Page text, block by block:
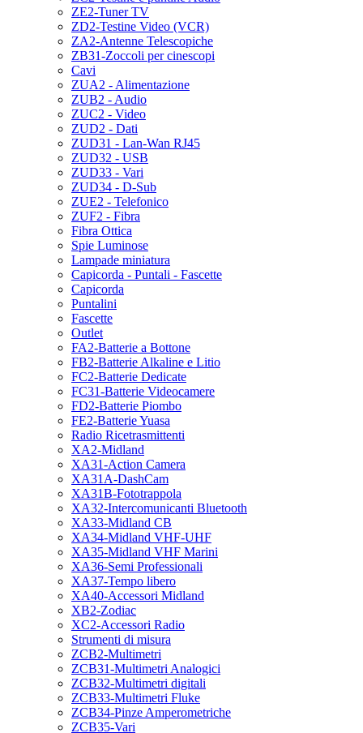
ZE2-Tuner TV
ZD2-Testine Video (VCR)
ZA2-Antenne Telescopiche
ZB31-Zoccoli per cinescopi
Cavi
ZUA2 - Alimentazione
ZUB2 - Audio
ZUC2 - Video
ZUD2 - Dati
ZUD31 - Lan-Wan RJ45
ZUD32 - USB
ZUD33 - Vari
ZUD34 - D-Sub
ZUE2 - Telefonico
ZUF2 - Fibra
Fibra Ottica
Spie Luminose
Lampade miniatura
Capicorda - Puntali - Fascette
Capicorda
Puntalini
Fascette
Outlet
FA2-Batterie a Bottone
FB2-Batterie Alkaline e Litio
FC2-Batterie Dedicate
FC31-Batterie Videocamere
FD2-Batterie Piombo
FE2-Batterie Yuasa
Radio Ricetrasmittenti
XA2-Midland
XA31-Action Camera
XA31A-DashCam
XA31B-Fototrappola
XA32-Intercomunicanti Bluetooth
XA33-Midland CB
XA34-Midland VHF-UHF
XA35-Midland VHF Marini
XA36-Semi Professionali
XA37-Tempo libero
XA40-Accessori Midland
XB2-Zodiac
XC2-Accessori Radio
Strumenti di misura
ZCB2-Multimetri
ZCB31-Multimetri Analogici
ZCB32-Multimetri digitali
ZCB33-Multimetri Fluke
ZCB34-Pinze Amperometriche
ZCB35-Vari